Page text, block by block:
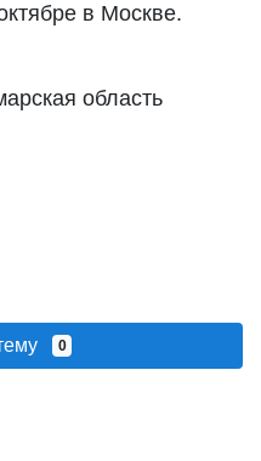
в Москве.
область
0